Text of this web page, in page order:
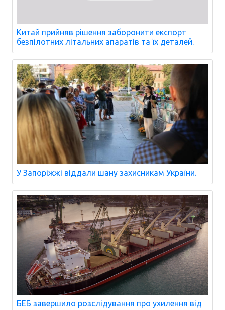
Китай прийняв рішення заборонити експорт
безпілотних літальних апаратів та їх деталей.
У Запоріжжі віддали шану захисникам України.
БЕБ завершило розслідування про ухилення від